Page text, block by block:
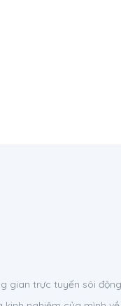
gian trực tuyến sôi